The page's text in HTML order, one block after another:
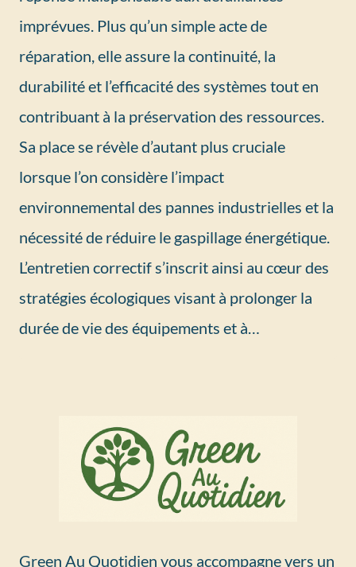
imprévues. Plus qu’un simple acte de
réparation, elle assure la continuité, la
durabilité et l’efficacité des systèmes tout en
contribuant à la préservation des ressources.
Sa place se révèle d’autant plus cruciale
lorsque l’on considère l’impact
environnemental des pannes industrielles et la
nécessité de réduire le gaspillage énergétique.
L’entretien correctif s’inscrit ainsi au cœur des
stratégies écologiques visant à prolonger la
durée de vie des équipements et à…
Green Au Quotidien vous accompagne vers un